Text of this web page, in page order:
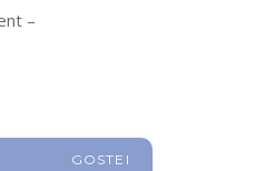
–
GOSTEI